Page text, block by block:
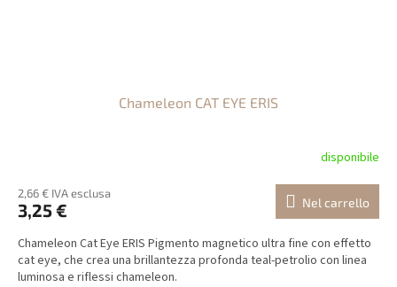
Chameleon CAT EYE ERIS
disponibile
2,66 € IVA esclusa
3,25 € Nel carrello
Chameleon Cat Eye ERIS Pigmento magnetico ultra fine con effetto
cat eye, che crea una brillantezza profonda teal-petrolio con linea
luminosa e riflessi chameleon.